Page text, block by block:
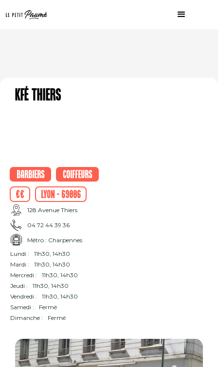
Kfé Thiers
Barbiers
Coiffeurs
€€
Lyon - 69006
128 Avenue Thiers
04 72 44 39 36
Métro : Charpennes
Lundi :
11h30, 14h30
Mardi :
11h30, 14h30
Mercredi :
11h30, 14h30
Jeudi :
11h30, 14h30
Vendredi :
11h30, 14h30
Samedi :
Fermé
Dimanche :
Fermé